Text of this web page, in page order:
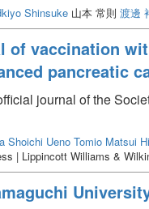
Shinsuke 山本 常則 渡邊
of vaccination
pancreatic
journal of the
Shoichi Ueno Tomio Matsui
| Lippincott Williams &